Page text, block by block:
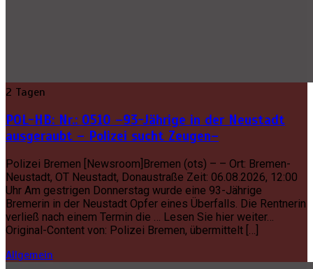
2 Tagen
POL-HB: Nr.: 0510 –93-Jährige in der Neustadt
ausgeraubt – Polizei sucht Zeugen–
Polizei Bremen [Newsroom]Bremen (ots) – – Ort: Bremen-
Neustadt, OT Neustadt, Donaustraße Zeit: 06.08.2026, 12:00
Uhr Am gestrigen Donnerstag wurde eine 93-Jährige
Bremerin in der Neustadt Opfer eines Überfalls. Die Rentnerin
verließ nach einem Termin die … Lesen Sie hier weiter…
Original-Content von: Polizei Bremen, übermittelt […]
Allgemein